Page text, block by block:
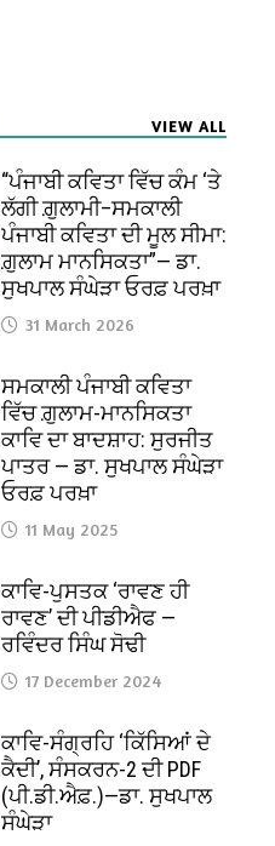
VIEW ALL
“ਪੰਜਾਬੀ ਕਵਿਤਾ ਵਿੱਚ ਕੰਮ ‘ਤੇ
ਲੱਗੀ ਗ਼ੁਲਾਮੀ–ਸਮਕਾਲੀ
ਪੰਜਾਬੀ ਕਵਿਤਾ ਦੀ ਮੂਲ ਸੀਮਾ:
ਗ਼ੁਲਾਮ ਮਾਨਸਿਕਤਾ”— ਡਾ.
ਸੁਖਪਾਲ ਸੰਘੇੜਾ ਓਰਫ਼ ਪਰਖ਼ਾ
31 March 2026
ਸਮਕਾਲੀ ਪੰਜਾਬੀ ਕਵਿਤਾ
ਵਿੱਚ ਗ਼ੁਲਾਮ-ਮਾਨਸਿਕਤਾ
ਕਾਵਿ ਦਾ ਬਾਦਸ਼ਾਹ: ਸੁਰਜੀਤ
ਪਾਤਰ — ਡਾ. ਸੁਖਪਾਲ ਸੰਘੇੜਾ
ਓਰਫ਼ ਪਰਖ਼ਾ
11 May 2025
ਕਾਵਿ-ਪੁਸਤਕ ‘ਰਾਵਣ ਹੀ
ਰਾਵਣ’ ਦੀ ਪੀਡੀਐਫ —
ਰਵਿੰਦਰ ਸਿੰਘ ਸੋਢੀ
17 December 2024
ਕਾਵਿ-ਸੰਗ੍ਰਹਿ ‘ਕਿੱਸਿਆਂ ਦੇ
ਕੈਦੀ’, ਸੰਸਕਰਨ-2 ਦੀ PDF
(ਪੀ.ਡੀ.ਐਫ਼.)—ਡਾ. ਸੁਖਪਾਲ
ਸੰਘੇੜਾ